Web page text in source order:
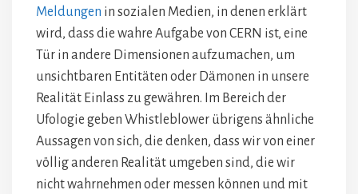
Meldungen in sozialen Medien, in denen erklärt
wird, dass die wahre Aufgabe von CERN ist, eine
Tür in andere Dimensionen aufzumachen, um
unsichtbaren Entitäten oder Dämonen in unsere
Realität Einlass zu gewähren. Im Bereich der
Ufologie geben Whistleblower übrigens ähnliche
Aussagen von sich, die denken, dass wir von einer
völlig anderen Realität umgeben sind, die wir
nicht wahrnehmen oder messen können und mit